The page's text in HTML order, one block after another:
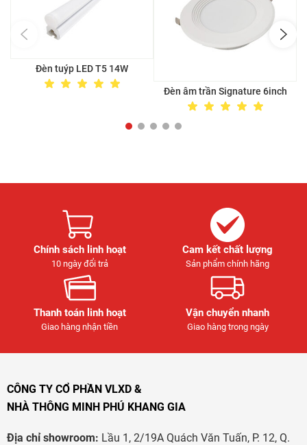
Đèn tuýp LED T5 14W
Đèn âm trần Signature 6inch
Chính sách linh hoạt
10 ngày đổi trả
Cam kết chất lượng
Sản phẩm chính hãng
Thanh toán linh hoạt
Giao hàng nhận tiền
Vận chuyển nhanh
Giao hàng trong ngày
CÔNG TY CỔ PHẦN VLXD &
NHÀ THÔNG MINH PHÚ KHANG GIA
Địa chỉ showroom: Lầu 1, 2/19A Quách Văn Tuấn, P. 12, Q.